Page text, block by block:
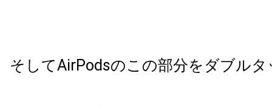
そしてAirPodsのこの部分をダブル